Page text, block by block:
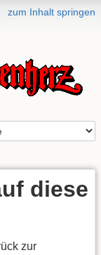
zum Inhalt springen
diese
zur